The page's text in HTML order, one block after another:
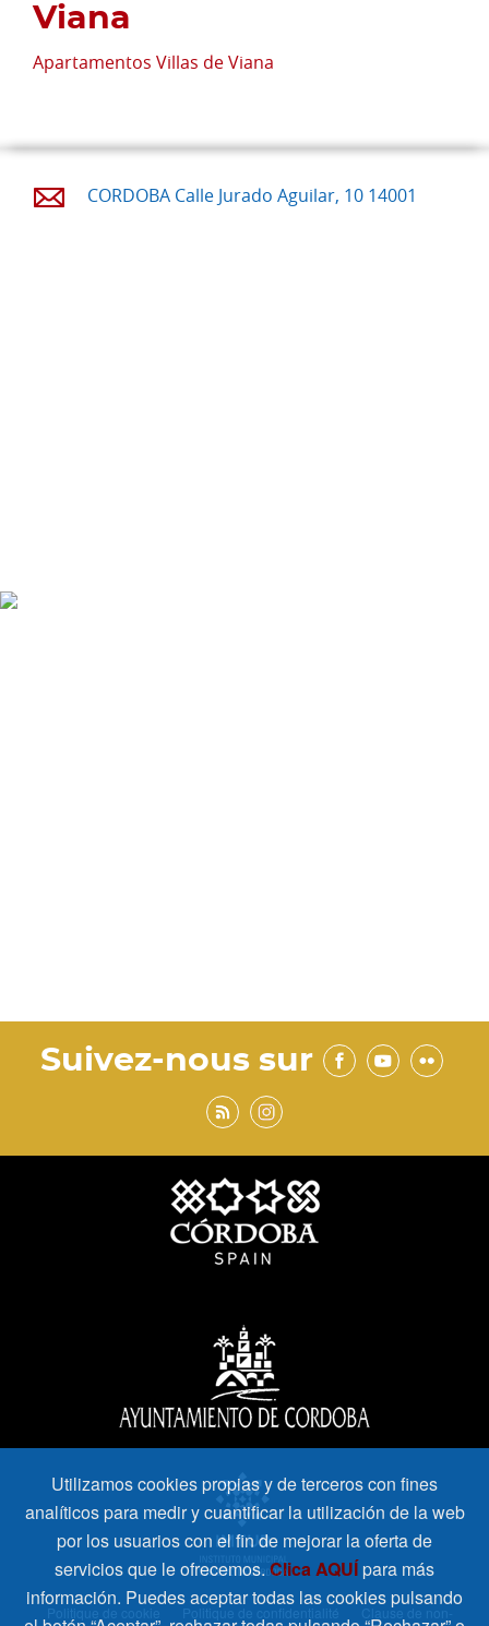
Viana
Apartamentos Villas de Viana
CORDOBA Calle Jurado Aguilar, 10 14001
Suivez-nous sur
Politique de confidentialité Clause de non-
Utilizamos cookies propias y de terceros con fines
analíticos para medir y cuantificar la utilización de la web
por los usuarios con el fin de mejorar la oferta de
servicios que le ofrecemos.Clica AQUÍpara más
información. Puedes aceptar todas las cookies pulsando